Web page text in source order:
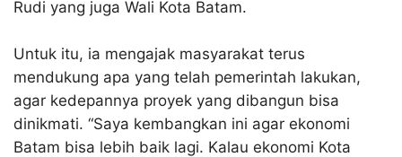
Rudi yang juga Wali Kota Batam.
Untuk itu, ia mengajak masyarakat terus
mendukung apa yang telah pemerintah lakukan,
agar kedepannya proyek yang dibangun bisa
dinikmati. “Saya kembangkan ini agar ekonomi
Batam bisa lebih baik lagi. Kalau ekonomi Kota